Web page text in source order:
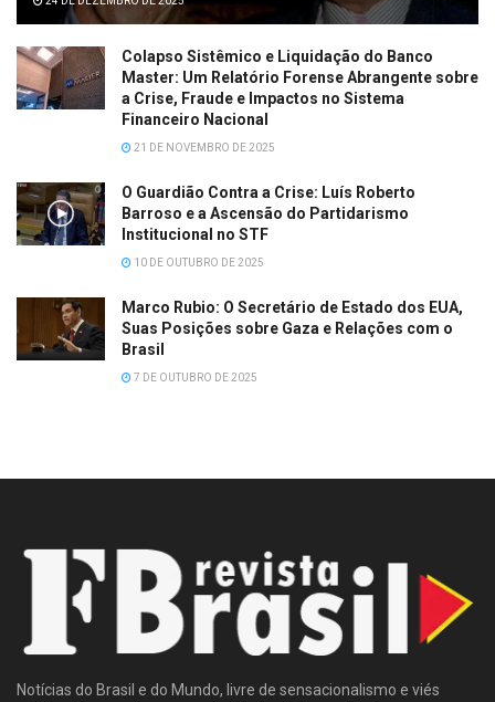
Colapso Sistêmico e Liquidação do Banco
Master: Um Relatório Forense Abrangente sobre
a Crise, Fraude e Impactos no Sistema
Financeiro Nacional
21 DE NOVEMBRO DE 2025
O Guardião Contra a Crise: Luís Roberto
Barroso e a Ascensão do Partidarismo
Institucional no STF
10 DE OUTUBRO DE 2025
Marco Rubio: O Secretário de Estado dos EUA,
Suas Posições sobre Gaza e Relações com o
Brasil
7 DE OUTUBRO DE 2025
Notícias do Brasil e do Mundo, livre de sensacionalismo e viés